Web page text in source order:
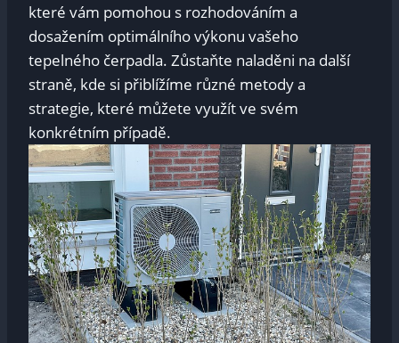
které vám pomohou s rozhodováním a
dosažením optimálního výkonu vašeho
tepelného čerpadla. Zůstaňte naladěni na další
straně, kde si přiblížíme různé metody a
strategie, které můžete využít ve svém
konkrétním případě.